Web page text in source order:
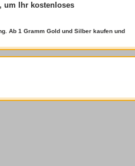
, um Ihr kostenloses
Ab 1 Gramm Gold und Silber kaufen und